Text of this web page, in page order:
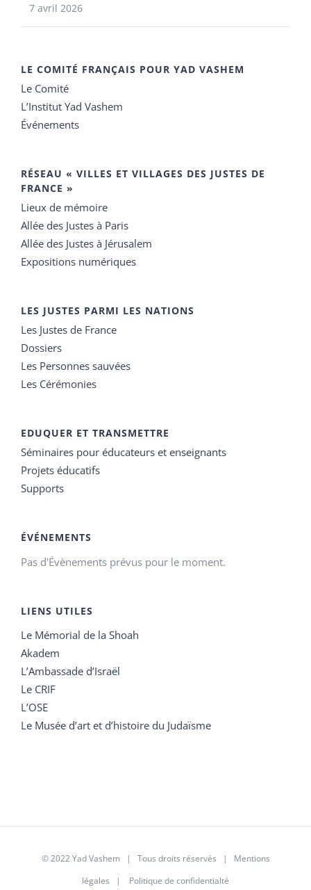
7 avril 2026
LE COMITÉ FRANÇAIS POUR YAD VASHEM
Le Comité
L’Institut Yad Vashem
Événements
RÉSEAU « VILLES ET VILLAGES DES JUSTES DE
FRANCE »
Lieux de mémoire
Allée des Justes à Paris
Allée des Justes à Jérusalem
Expositions numériques
LES JUSTES PARMI LES NATIONS
Les Justes de France
Dossiers
Les Personnes sauvées
Les Cérémonies
EDUQUER ET TRANSMETTRE
Séminaires pour éducateurs et enseignants
Projets éducatifs
Supports
ÉVÉNEMENTS
Pas d'Évènements prévus pour le moment.
LIENS UTILES
Le Mémorial de la Shoah
Akadem
L’Ambassade d’Israël
Le CRIF
L’OSE
Le Musée d’art et d’histoire du Judaïsme
© 2022 Yad Vashem | Tous droits réservés | Mentions
légales | Politique de confidentialté